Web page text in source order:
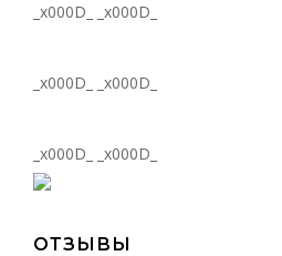
_x000D_ _x000D_
_x000D_ _x000D_
_x000D_ _x000D_
ОТЗЫВЫ